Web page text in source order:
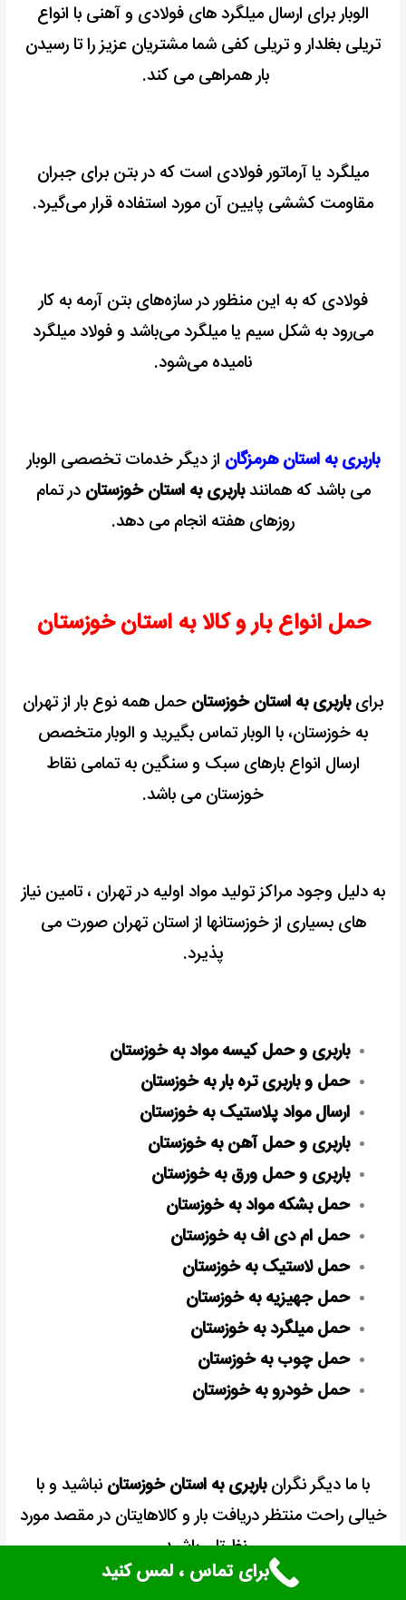
الوبار برای ارسال میلگرد های فولادی و آهنی با انواع
تریلی بغلدار و تریلی کفی شما مشتریان عزیز را تا رسیدن
بار همراهی می کند.
میلگرد یا آرماتور فولادی است که در بتن برای جبران
مقاومت کششی پایین آن مورد استفاده قرار می‌گیرد.
فولادی که به این منظور در سازه‌های بتن آرمه به کار
می‌رود به شکل سیم یا میلگرد می‌باشد و فولاد میلگرد
نامیده می‌شود.
باربری به استان هرمزگان از دیگر خدمات تخصصی الوبار
می باشد که همانندباربری به استان خوزستان در تمام
روزهای هفته انجام می دهد.
حمل انواع بار و کالا به استان خوزستان
برایباربری به استان خوزستان حمل همه نوع بار از تهران
به خوزستان، با الوبار تماس بگیرید و الوبار متخصص
ارسال انواع بارهای سبک و سنگین به تمامی نقاط
خوزستان می باشد.
به دلیل وجود مراکز تولید مواد اولیه در تهران ، تامین نیاز
های بسیاری از خوزستانها از استان تهران صورت می
پذیرد.
باربری و حمل کیسه مواد به خوزستان
حمل و باربری تره بار به خوزستان
ارسال مواد پلاستیک به خوزستان
باربری و حمل آهن به خوزستان
باربری و حمل ورق به خوزستان
حمل بشکه مواد به خوزستان
حمل ام دی اف به خوزستان
حمل لاستیک به خوزستان
حمل جهیزیه به خوزستان
حمل میلگرد به خوزستان
حمل چوب به خوزستان
حمل خودرو به خوزستان
با ما دیگر نگرانباربری به استان خوزستان نباشید و با
خیالی راحت منتظر دریافت بار و کالاهایتان در مقصد مورد
نظرتان باشید.
برای تماس ، لمس کنید